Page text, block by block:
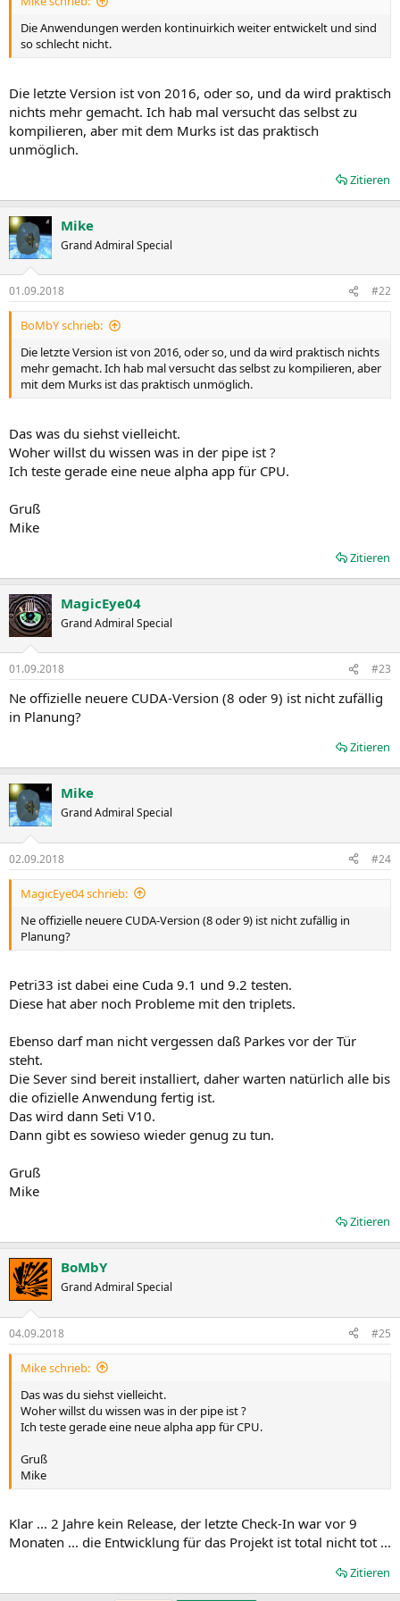
Die Anwendungen werden kontinuirkich weiter entwickelt und sind
so schlecht nicht.
Die letzte Version ist von 2016, oder so, und da wird praktisch
nichts mehr gemacht. Ich hab mal versucht das selbst zu
kompilieren, aber mit dem Murks ist das praktisch
unmöglich.
Zitieren
Mike
Grand Admiral Special
01.09.2018 #22
BoMbY schrieb:
Die letzte Version ist von 2016, oder so, und da wird praktisch nichts
mehr gemacht. Ich hab mal versucht das selbst zu kompilieren, aber
mit dem Murks ist das praktisch unmöglich.
Das was du siehst vielleicht.
Woher willst du wissen was in der pipe ist ?
Ich teste gerade eine neue alpha app für CPU.
Gruß
Mike
Zitieren
MagicEye04
Grand Admiral Special
01.09.2018 #23
Ne offizielle neuere CUDA-Version (8 oder 9) ist nicht zufällig
in Planung?
Zitieren
Mike
Grand Admiral Special
02.09.2018 #24
MagicEye04 schrieb:
Ne offizielle neuere CUDA-Version (8 oder 9) ist nicht zufällig in
Planung?
Petri33 ist dabei eine Cuda 9.1 und 9.2 testen.
Diese hat aber noch Probleme mit den triplets.
Ebenso darf man nicht vergessen daß Parkes vor der Tür
steht.
Die Sever sind bereit installiert, daher warten natürlich alle bis
die ofizielle Anwendung fertig ist.
Das wird dann Seti V10.
Dann gibt es sowieso wieder genug zu tun.
Gruß
Mike
Zitieren
BoMbY
Grand Admiral Special
04.09.2018 #25
Mike schrieb:
Das was du siehst vielleicht.
Woher willst du wissen was in der pipe ist ?
Ich teste gerade eine neue alpha app für CPU.
Gruß
Mike
Klar ... 2 Jahre kein Release, der letzte Check-In war vor 9
Monaten ... die Entwicklung für das Projekt ist total nicht tot ...
Zitieren